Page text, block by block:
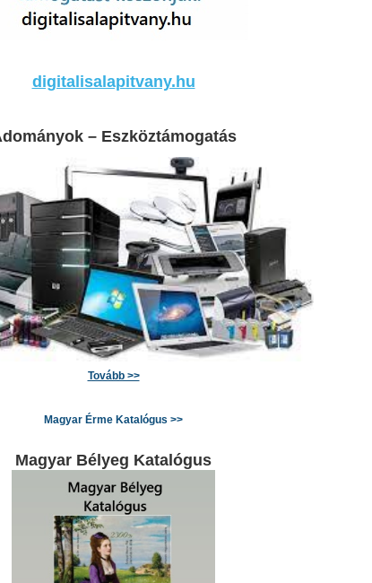
digitalisalapitvany.hu
– Eszköztámogatás
Tovább >>
Magyar Érme Katalógus >>
Magyar Bélyeg Katalógus